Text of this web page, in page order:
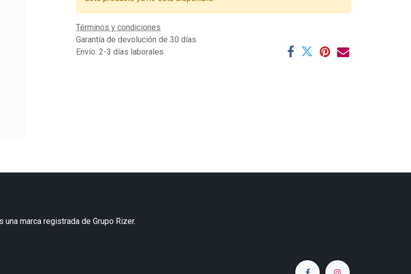
Términos y condiciones
Garantía de devolución de 30 días
Envío: 2-3 días laborales
una marca registrada de Grupo Rizer.